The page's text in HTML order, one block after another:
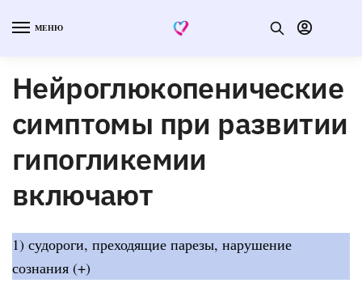
МЕНЮ
Нейроглюкопенические
симптомы при развитии
гипогликемии
включают
1) судороги, преходящие парезы, нарушение
сознания (+)